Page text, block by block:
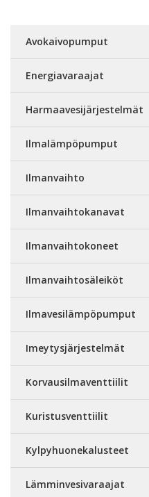
Avokaivopumput
Energiavaraajat
Harmaavesijärjestelmät
Ilmalämpöpumput
Ilmanvaihto
Ilmanvaihtokanavat
Ilmanvaihtokoneet
Ilmanvaihtosäleiköt
Ilmavesilämpöpumput
Imeytysjärjestelmät
Korvausilmaventtiilit
Kuristusventtiilit
Kylpyhuonekalusteet
Lämminvesivaraajat